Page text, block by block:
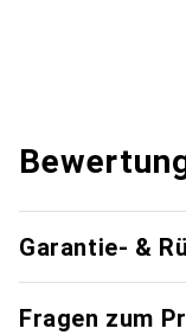
Garantie- &
Fragen zum